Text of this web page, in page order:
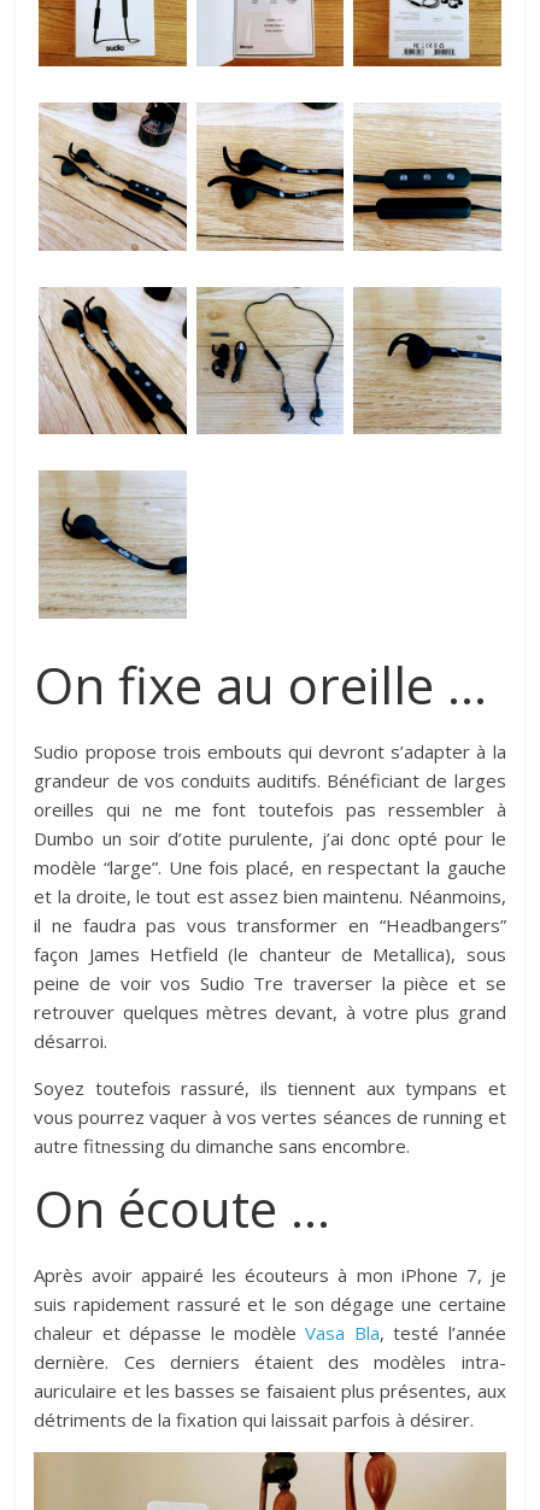
On fixe au oreille …
Sudio propose trois embouts qui devront s’adapter à la
grandeur de vos conduits auditifs. Bénéficiant de larges
oreilles qui ne me font toutefois pas ressembler à
Dumbo un soir d’otite purulente, j’ai donc opté pour le
modèle “large”. Une fois placé, en respectant la gauche
et la droite, le tout est assez bien maintenu. Néanmoins,
il ne faudra pas vous transformer en “Headbangers”
façon James Hetfield (le chanteur de Metallica), sous
peine de voir vos Sudio Tre traverser la pièce et se
retrouver quelques mètres devant, à votre plus grand
désarroi.
Soyez toutefois rassuré, ils tiennent aux tympans et
vous pourrez vaquer à vos vertes séances de running et
autre fitnessing du dimanche sans encombre.
On écoute …
Après avoir appairé les écouteurs à mon iPhone 7, je
suis rapidement rassuré et le son dégage une certaine
chaleur et dépasse le modèleVasa Bla, testé l’année
dernière. Ces derniers étaient des modèles intra-
auriculaire et les basses se faisaient plus présentes, aux
détriments de la fixation qui laissait parfois à désirer.